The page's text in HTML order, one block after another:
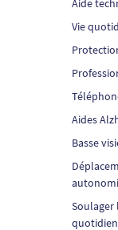
Aide
Vie
Aides
Basse
Soulager